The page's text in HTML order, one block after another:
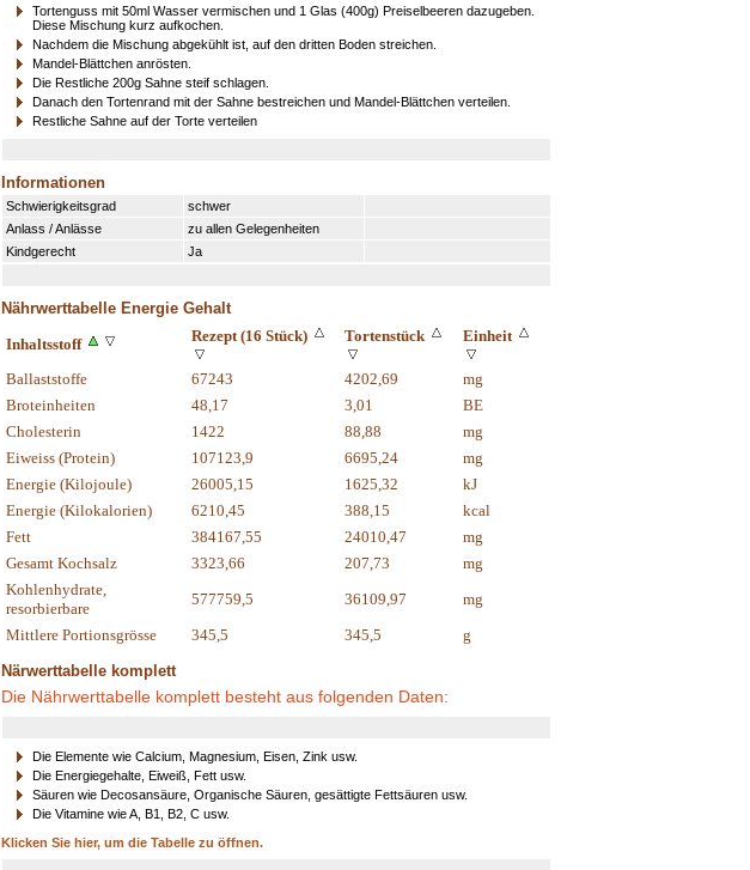
Tortenguss mit 50ml Wasser vermischen und 1 Glas (400g) Preiselbeeren dazugeben.
Diese Mischung kurz aufkochen.
Nachdem die Mischung abgekühlt ist, auf den dritten Boden streichen.
Mandel-Blättchen anrösten.
Die Restliche 200g Sahne steif schlagen.
Danach den Tortenrand mit der Sahne bestreichen und Mandel-Blättchen verteilen.
Restliche Sahne auf der Torte verteilen
Informationen
Schwierigkeitsgrad
schwer
Anlass / Anlässe
zu allen Gelegenheiten
Kindgerecht
Ja
Nährwerttabelle Energie Gehalt
Inhaltsstoff
Rezept (16 Stück) Tortenstück Einheit
Ballaststoffe 67243 4202,69
mg
Broteinheiten
48,17 3,01
BE
Cholesterin
1422 88,88
mg
Eiweiss (Protein)
107123,9 6695,24
mg
Energie (Kilojoule)
26005,15 1625,32
kJ
Energie (Kilokalorien)
6210,45 388,15
kcal
Fett
384167,55 24010,47
mg
Gesamt Kochsalz
3323,66 207,73
mg
Kohlenhydrate,
resorbierbare
577759,5 36109,97
mg
Mittlere Portionsgrösse
345,5 345,5
g
Närwerttabelle komplett
Die Nährwerttabelle komplett besteht aus folgenden Daten:
Die Elemente wie Calcium, Magnesium, Eisen, Zink usw.
Die Energiegehalte, Eiweiß, Fett usw.
Säuren wie Decosansäure, Organische Säuren, gesättigte Fettsäuren usw.
Die Vitamine wie A, B1, B2, C usw.
Klicken Sie hier, um die Tabelle zu öffnen.